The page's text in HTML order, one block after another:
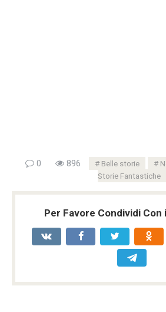
0 896 Belle storie
Storie Fantastiche
Per Favore Condividi Con